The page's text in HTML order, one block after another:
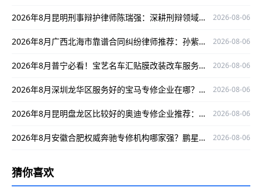
2026年8月昆明刑事辩护律师陈瑞强：深耕刑辩领域，为当事人维权保驾护航 2026-08-06
2026年8月广西北海市靠谱合同纠纷律师推荐：孙紫薇，精通案件且办案严谨口碑好 2026-08-06
2026年8月普宁必看！宝艺名车汇贴膜改装改车服务超优 2026-08-06
2026年8月深圳龙华区服务好的宝马专修企业在哪？捷宝汇值得了解 2026-08-06
2026年8月昆明盘龙区比较好的奥迪专修企业推荐：云南德驹 2026-08-06
2026年8月安徽合肥权威奔驰专修机构哪家强？鹏星行值得关注 2026-08-06
猜你喜欢